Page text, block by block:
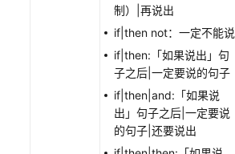
制）|再说出
if|then not：一定不能说
if|then:「如果说出」句
子之后|一定要说的句子
if|then|and:「如果说
出」句子之后|一定要说
的句子|还要说出